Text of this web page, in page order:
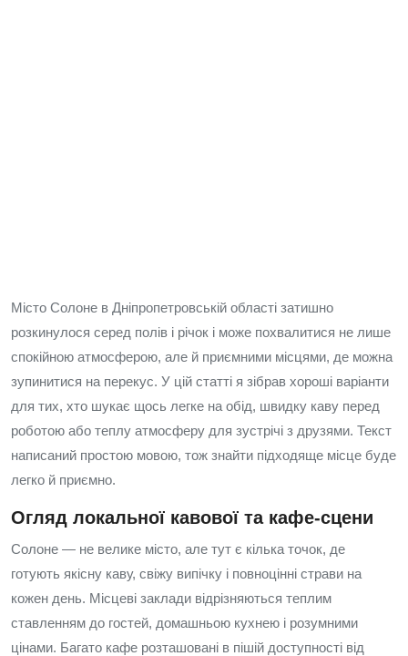
Місто Солоне в Дніпропетровській області затишно
розкинулося серед полів і річок і може похвалитися не лише
спокійною атмосферою, але й приємними місцями, де можна
зупинитися на перекус. У цій статті я зібрав хороші варіанти
для тих, хто шукає щось легке на обід, швидку каву перед
роботою або теплу атмосферу для зустрічі з друзями. Текст
написаний простою мовою, тож знайти підходяще місце буде
легко й приємно.
Огляд локальної кавової та кафе-сцени
Солоне — не велике місто, але тут є кілька точок, де
готують якісну каву, свіжу випічку і повноцінні страви на
кожен день. Місцеві заклади відрізняються теплим
ставленням до гостей, домашньою кухнею і розумними
цінами. Багато кафе розташовані в пішій доступності від